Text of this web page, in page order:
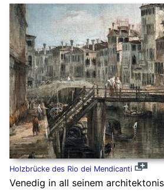
Holzbrücke des Rio dei Mendicanti
Venedig in all seinem